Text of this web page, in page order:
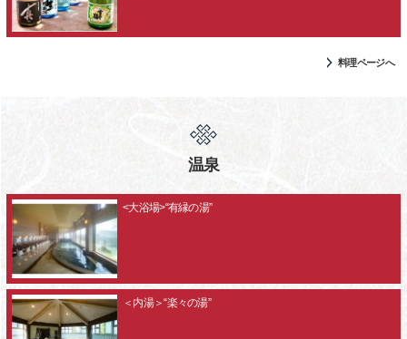
料理ページへ
温泉
<大浴場>“有縁の湯”
＜内湯＞“楽々の湯”